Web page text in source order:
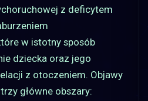
z deficytem
w istotny sposób
dziecka oraz jego
z otoczeniem. Objawy
główne obszary: